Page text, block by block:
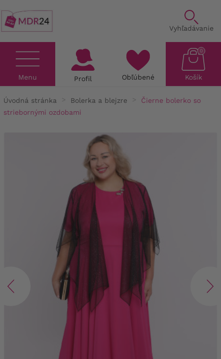
Vyhľadávanie
Menu Profil Obľúbené Košík
0
Úvodná stránka Bolerka a blejzre
Čierne bolerko so
striebornými ozdobami